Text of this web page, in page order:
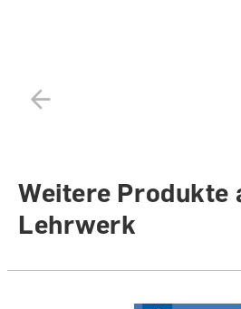
Weitere Produkte
Lehrwerk